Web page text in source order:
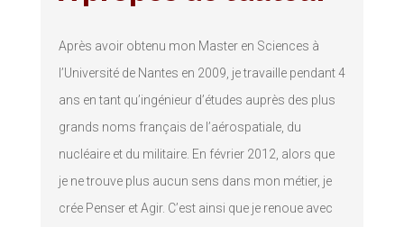
Après avoir obtenu mon Master en Sciences à
l’Université de Nantes en 2009, je travaille pendant 4
ans en tant qu’ingénieur d’études auprès des plus
grands noms français de l’aérospatiale, du
nucléaire et du militaire. En février 2012, alors que
je ne trouve plus aucun sens dans mon métier, je
crée Penser et Agir. C’est ainsi que je renoue avec